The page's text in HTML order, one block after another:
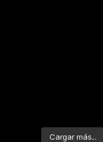
Cargar más...